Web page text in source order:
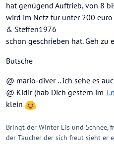
hat genügend Auftrieb, von 8
wird im Netz für unter 200
& Steffen1976
schon geschrieben hat. Geh zu
Butsche
@ mario-diver .. ich sehe es
@ Kidir (hab Dich gestern im
klein
Bringt der Winter Eis und Schnee,
der Taucher der sich freut sieht er